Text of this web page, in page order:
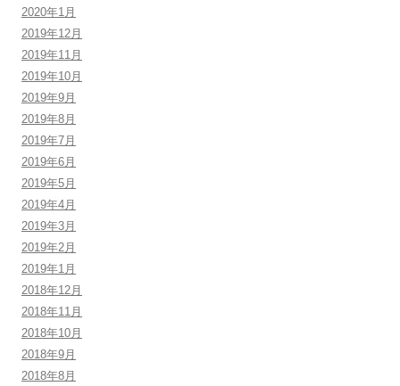
2020年1月
2019年12月
2019年11月
2019年10月
2019年9月
2019年8月
2019年7月
2019年6月
2019年5月
2019年4月
2019年3月
2019年2月
2019年1月
2018年12月
2018年11月
2018年10月
2018年9月
2018年8月